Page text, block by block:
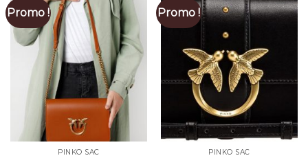
Promo !
PINKO SAC
Promo !
PINKO SAC